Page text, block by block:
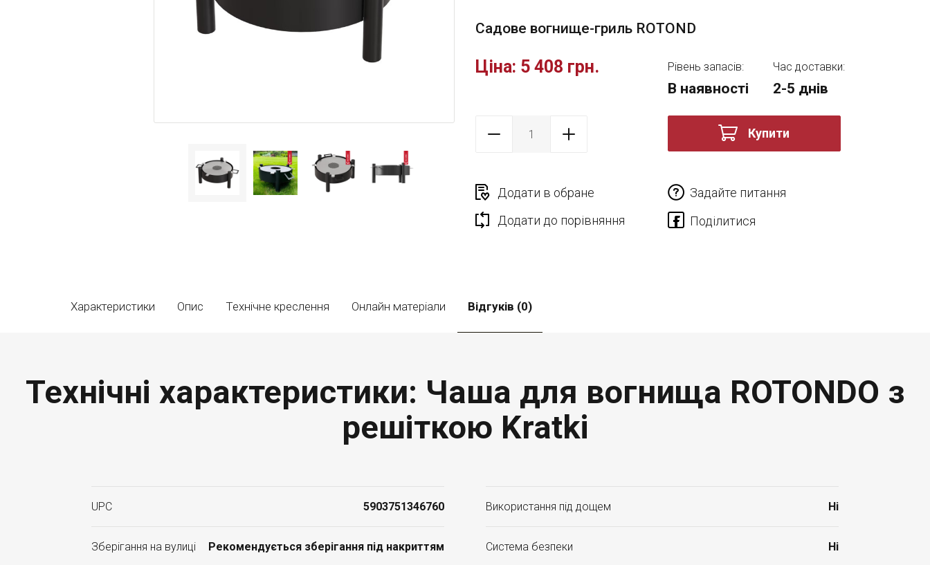
Садове вогнище-гриль ROTOND
Ціна: 5 408 грн. Рівень запасів:
В наявності
Час доставки:
2-5 днів
Купити
Додати в обране
Задайте питання
Додати до порівняння
Характеристики Опис Технічне креслення Онлайн матеріали Відгуків (0)
Технічні характеристики: Чаша для вогнища ROTONDO з
решіткою Kratki
UPC 5903751346760 Використання під дощем Ні
Зберігання на вулиці Рекомендується зберігання під накриттям Система безпеки Ні